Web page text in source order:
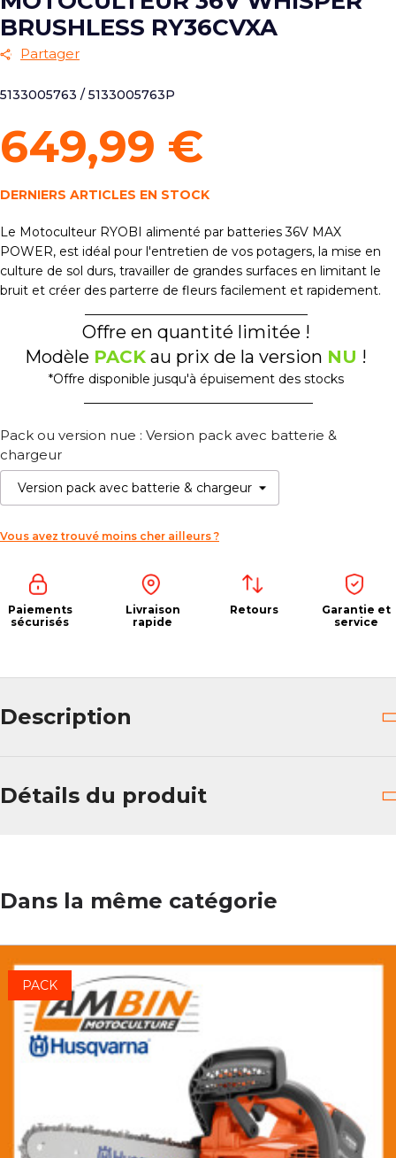
BRUSHLESS RY36CVXA
Partager
5133005763 / 5133005763P
649,99 €
DERNIERS ARTICLES EN STOCK
Le Motoculteur RYOBI alimenté par batteries 36V MAX
POWER, est idéal pour l'entretien de vos potagers, la mise en
culture de sol durs, travailler de grandes surfaces en limitant le
bruit et créer des parterre de fleurs facilement et rapidement.
Offre en quantité limitée !
Modèle PACK au prix de la version NU !
*Offre disponible jusqu'à épuisement des stocks
Pack ou version nue : Version pack avec batterie &
chargeur
Vous avez trouvé moins cher ailleurs ?
Paiements
sécurisés
Livraison
rapide
Retours
Garantie et
service
Description
Détails du produit
Dans la même catégorie
PACK